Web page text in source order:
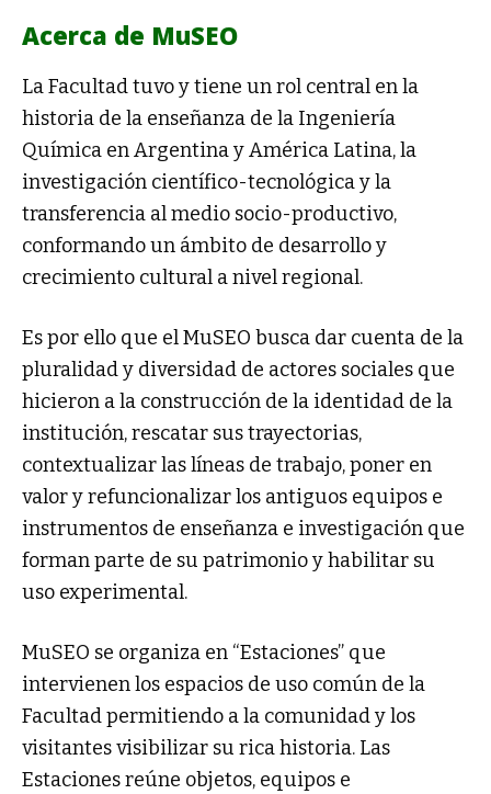
Acerca de MuSEO
La Facultad tuvo y tiene un rol central en la
historia de la enseñanza de la Ingeniería
Química en Argentina y América Latina, la
investigación científico-tecnológica y la
transferencia al medio socio-productivo,
conformando un ámbito de desarrollo y
crecimiento cultural a nivel regional.
Es por ello que el MuSEO busca dar cuenta de la
pluralidad y diversidad de actores sociales que
hicieron a la construcción de la identidad de la
institución, rescatar sus trayectorias,
contextualizar las líneas de trabajo, poner en
valor y refuncionalizar los antiguos equipos e
instrumentos de enseñanza e investigación que
forman parte de su patrimonio y habilitar su
uso experimental.
MuSEO se organiza en “Estaciones” que
intervienen los espacios de uso común de la
Facultad permitiendo a la comunidad y los
visitantes visibilizar su rica historia. Las
Estaciones reúne objetos, equipos e